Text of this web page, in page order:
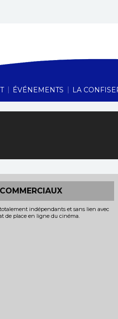
| ÉVÉNEMENTS | LA
indépendants et sans lien avec
de place en ligne du cinéma.